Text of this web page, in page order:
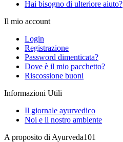
Hai bisogno di ulteriore aiuto?
Il mio account
Login
Registrazione
Password dimenticata?
Dove è il mio pacchetto?
Riscossione buoni
Informazioni Utili
Il giornale ayurvedico
Noi e il nostro ambiente
A proposito di Ayurveda101